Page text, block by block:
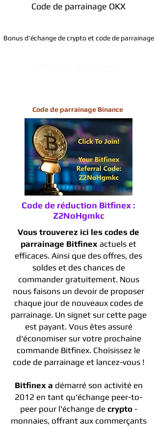
Code de parrainage OKX
Bonus d'échange de crypto et code de parrainage
Code de parrainage Binance
Code de réduction Bitfinex :
Z2NoHgmkc
Vous trouverez ici les codes de
parrainage Bitfinex actuels et
efficaces. Ainsi que des offres, des
soldes et des chances de
commander gratuitement. Nous
nous faisons un devoir de proposer
chaque jour de nouveaux codes de
parrainage. Un signet sur cette page
est payant. Vous êtes assuré
d'économiser sur votre prochaine
commande Bitfinex. Choisissez le
code de parrainage et lancez-vous !
Bitfinex a démarré son activité en
2012 en tant qu'échange peer-to-
peer pour l'échange de crypto-
monnaies, offrant aux commerçants